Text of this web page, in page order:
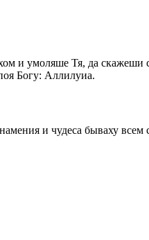
и умоляше Тя, да
Богу: Аллилуиа.
и чудеса бываху